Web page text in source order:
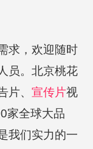
求，欢迎随时
员。北京桃花
片、 宣传片视
家全球大品
我们实力的一